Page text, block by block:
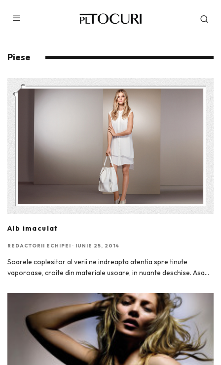
Piese
Alb imaculat
REDACTORII ECHIPEI · IUNIE 25, 2014
Soarele coplesitor al verii ne indreapta atentia spre tinute
vaporoase, croite din materiale usoare, in nuante deschise. Asa...